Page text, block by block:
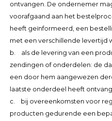
ontvangen. De ondernemer
voorafgaand aan het
heeft geïnformeerd, een
met een verschillende levertijd
b. als de levering van een
zendingen of onderdelen: de
een door hem aangewezen
laatste onderdeel heeft
c. bij overeenkomsten voor
producten gedurende een